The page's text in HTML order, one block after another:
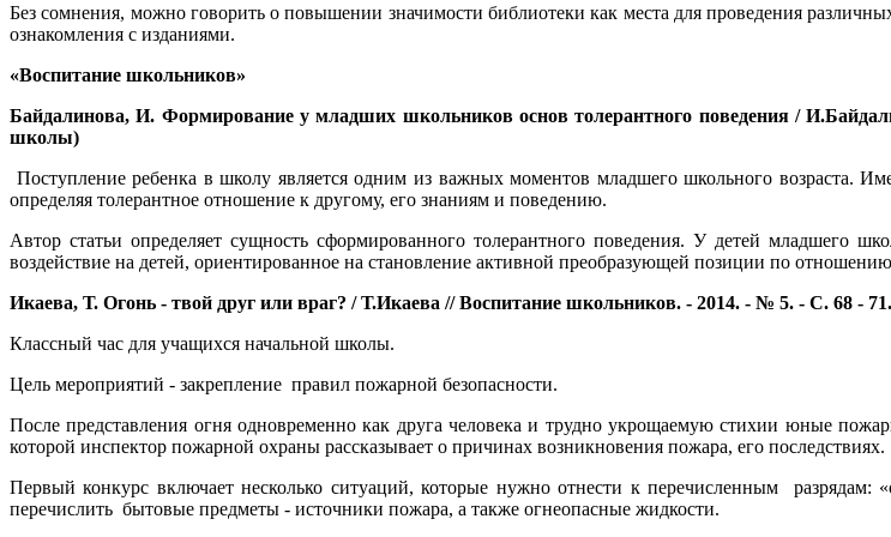
Без сомнения, можно говорить о повышении значимости библиотеки как места для проведения
ознакомления с изданиями.
«Воспитание школьников»
Байдалинова, И. Формирование у младших школьников основ толерантного поведения /
школы)
Поступление ребенка в школу является одним из важных моментов младшего школьного возраста.
определяя толерантное отношение к другому, его знаниям и поведению.
Автор статьи определяет сущность сформированного толерантного поведения. У детей младшего
воздействие на детей, ориентированное на становление активной преобразующей позиции по
Икаева, Т. Огонь - твой друг или враг? / Т.Икаева // Воспитание школьников. - 2014. - № 5. - С. 68 -
Классный час для учащихся начальной школы.
Цель мероприятий - закрепление правил пожарной безопасности.
После представления огня одновременно как друга человека и трудно укрощаемую стихии юные
которой инспектор пожарной охраны рассказывает о причинах возникновения пожара, его последствиях.
Первый конкурс включает несколько ситуаций, которые нужно отнести к перечисленным
перечислить бытовые предметы - источники пожара, а также огнеопасные жидкости.